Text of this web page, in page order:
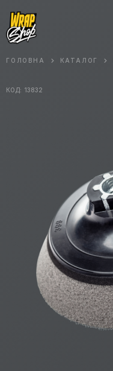
ГОЛОВНА КАТАЛОГ
КОД: 13832